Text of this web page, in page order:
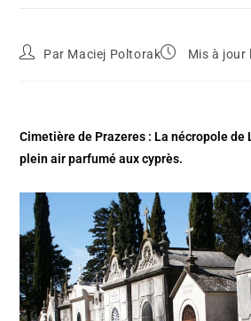
Par Maciej Poltorak Mis à jour
Cimetière de Prazeres : La nécropole de
plein air parfumé aux cyprès.